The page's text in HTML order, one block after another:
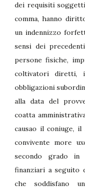
dei requisiti
comma, hanno
un indennizzo
sensi dei
persone fisiche,
coltivatori diretti,
obbligazioni
alla data del
coatta
causao il coniuge,
convivente more
secondo grado in
finanziari a
che soddisfano